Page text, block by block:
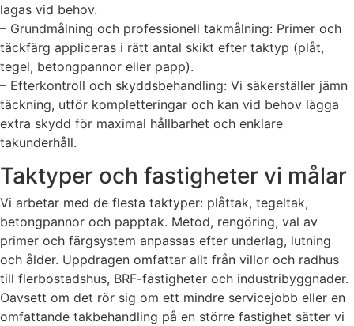
lagas vid behov.
– Grundmålning och professionell takmålning: Primer och
täckfärg appliceras i rätt antal skikt efter taktyp (plåt,
tegel, betongpannor eller papp).
– Efterkontroll och skyddsbehandling: Vi säkerställer jämn
täckning, utför kompletteringar och kan vid behov lägga
extra skydd för maximal hållbarhet och enklare
takunderhåll.
Taktyper och fastigheter vi målar
Vi arbetar med de flesta taktyper: plåttak, tegeltak,
betongpannor och papptak. Metod, rengöring, val av
primer och färgsystem anpassas efter underlag, lutning
och ålder. Uppdragen omfattar allt från villor och radhus
till flerbostadshus, BRF-fastigheter och industribyggnader.
Oavsett om det rör sig om ett mindre servicejobb eller en
omfattande takbehandling på en större fastighet sätter vi